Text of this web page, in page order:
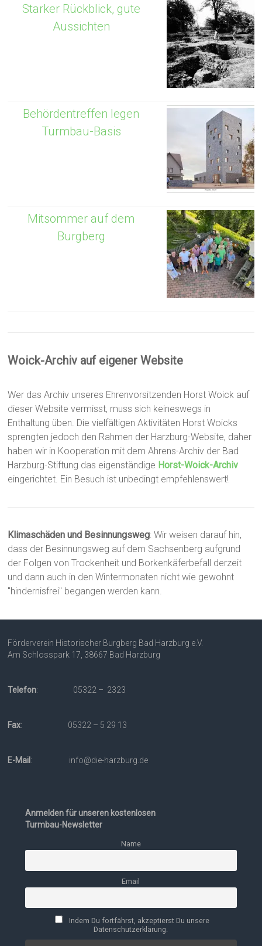
Starker Rückblick, gute
Aussichten
Behördentreffen legen
Turmbau-Basis
Mitsommer auf dem
Burgberg
Woick-Archiv auf eigener Website
Wer das Archiv unseres Ehrenvorsitzenden Horst Woick auf
dieser Website vermisst, muss sich keineswegs in
Enthaltung üben. Die vielfältigen Aktivitäten Horst Woicks
sprengten jedoch den Rahmen der Harzburg-Website, daher
haben wir in Kooperation mit dem Ahrens-Archiv der Bad
Harzburg-Stiftung das eigenständige Horst-Woick-Archiv
eingerichtet. Ein Besuch ist unbedingt empfehlenswert!
Klimaschäden und Besinnungsweg: Wir weisen darauf hin,
dass der Besinnungsweg auf dem Sachsenberg aufgrund
der Folgen von Trockenheit und Borkenkäferbefall derzeit
und dann auch in den Wintermonaten nicht wie gewohnt
"hindernisfrei" begangen werden kann.
Förderverein Historischer Burgberg Bad Harzburg e.V.
Am Schlosspark 17, 38667 Bad Harzburg
Telefon: 05322 – 2323
Fax: 05322 – 5 29 13
E-Mail : info@die-harzburg.de
Anmelden für unseren kostenlosen
Turmbau-Newsletter
Name
Email
Indem Du fortfährst, akzeptierst Du unsere
Datenschutzerklärung.